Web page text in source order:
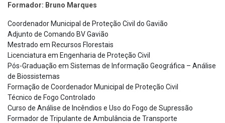
Formador: Bruno Marques
Coordenador Municipal de Proteção Civil do Gavião
Adjunto de Comando BV Gavião
Mestrado em Recursos Florestais
Licenciatura em Engenharia de Proteção Civil
Pós-Graduação em Sistemas de Informação Geográfica – Análise
de Biossistemas
Formação de Coordenador Municipal de Proteção Civil
Técnico de Fogo Controlado
Curso de Análise de Incêndios e Uso do Fogo de Supressão
Formador de Tripulante de Ambulância de Transporte